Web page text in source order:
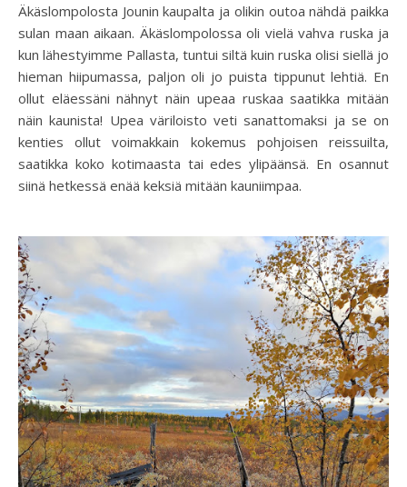
Äkäslompolosta Jounin kaupalta ja olikin outoa nähdä paikka
sulan maan aikaan. Äkäslompolossa oli vielä vahva ruska ja
kun lähestyimme Pallasta, tuntui siltä kuin ruska olisi siellä jo
hieman hiipumassa, paljon oli jo puista tippunut lehtiä. En
ollut eläessäni nähnyt näin upeaa ruskaa saatikka mitään
näin kaunista! Upea väriloisto veti sanattomaksi ja se on
kenties ollut voimakkain kokemus pohjoisen reissuilta,
saatikka koko kotimaasta tai edes ylipäänsä. En osannut
siinä hetkessä enää keksiä mitään kauniimpaa.